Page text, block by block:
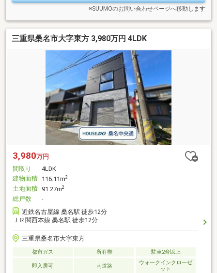
※SUUMOのお問い合わせページへ移動します
三重県桑名市大字東方 3,980万円 4LDK
3,980万円
間取り
4LDK
建物面積 116.11m2
土地面積 91.27m2
総戸数
-
近鉄名古屋線 桑名駅 徒歩12分
ＪＲ関西本線 桑名駅 徒歩12分
三重県桑名市大字東方
都市ガス 所有権 駐車2台以上
即入居可 南道路
ウォークインクローゼ
ット